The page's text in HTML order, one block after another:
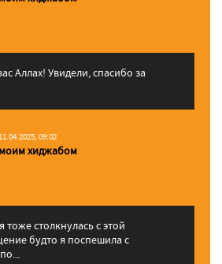
Аллаx! Увидели, спасибо за
09:02
моим хиджабом
тоже столкнулась с этой
будто я поспешила с